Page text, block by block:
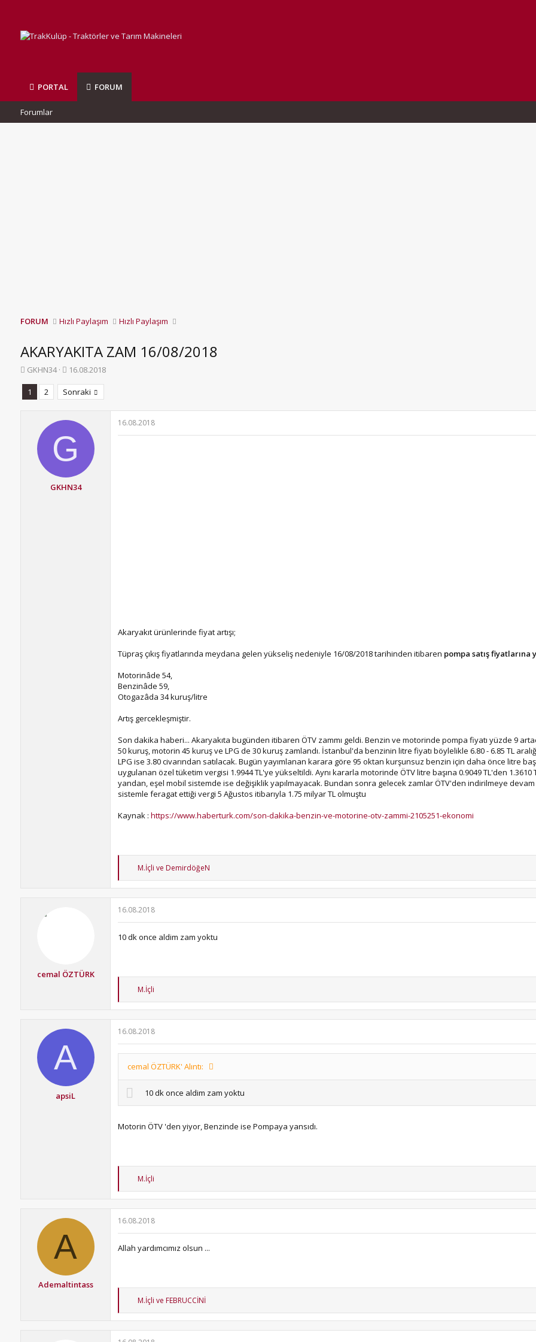
PORTAL FORUM
Forumlar
FORUM Hızlı Paylaşım Hızlı Paylaşım
AKARYAKITA ZAM 16/08/2018
K
n
b
GKHN34
B
ş
l
n
g
ç
a
r
16.08.2018
1 2 Sonraki
G
GKHN34
16.08.2018
Akaryakıt ürünlerinde fiyat artışı;
Tüpraş çıkış fiyatlarında meydana gelen yükseliş nedeniyle 16/08/2018 tarihinden itibaren pompa satış fiyatlarına
Motorinâde 54,
Benzinâde 59,
Otogazâda 34 kuruş/litre
Artış gercekleşmiştir.
Son dakika haberi... Akaryakıta bugünden itibaren ÖTV zammı geldi. Benzin ve motorinde pompa fiyatı yüzde 9
50 kuruş, motorin 45 kuruş ve LPG de 30 kuruş zamlandı. İstanbul'da benzinin litre fiyatı böylelikle 6.80 - 6.85 TL
LPG ise 3.80 civarından satılacak. Bugün yayımlanan karara göre 95 oktan kurşunsuz benzin için daha önce litre
uygulanan özel tüketim vergisi 1.9944 TL'ye yükseltildi. Aynı kararla motorinde ÖTV litre başına 0.9049 TL'den
yandan, eşel mobil sistemde ise değişiklik yapılmayacak. Bundan sonra gelecek zamlar ÖTV'den indirilmeye
sistemle feragat ettiği vergi 5 Ağustos itibarıyla 1.75 milyar TL olmuştu
Kaynak : https://www.haberturk.com/son-dakika-benzin-ve-motorine-otv-zammi-2105251-ekonomi
T
p
l
e
M.İçli ve DemirdöğeN
cemal ÖZTÜRK
16.08.2018
10 dk once aldim zam yoktu
T
p
l
e
r
:
M.İçli
A
apsiL
16.08.2018
cemal ÖZTÜRK' Alıntı:
10 dk once aldim zam yoktu
Motorin ÖTV 'den yiyor, Benzinde ise Pompaya yansıdı.
T
p
l
e
r
:
M.İçli
A
Ademaltintass
16.08.2018
Allah yardımcımız olsun ...
T
p
M.İçli ve FEBRUCCİNİ